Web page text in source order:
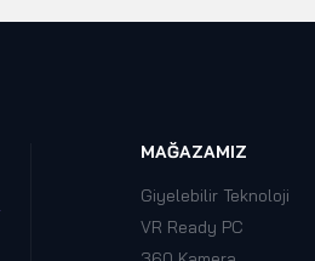
MAĞAZAMIZ
Giyelebilir Teknoloji
VR Ready PC